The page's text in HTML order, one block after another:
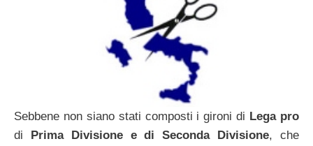
Sebbene non siano stati composti i gironi di Lega pro
di Prima Divisione e di Seconda Divisione, che